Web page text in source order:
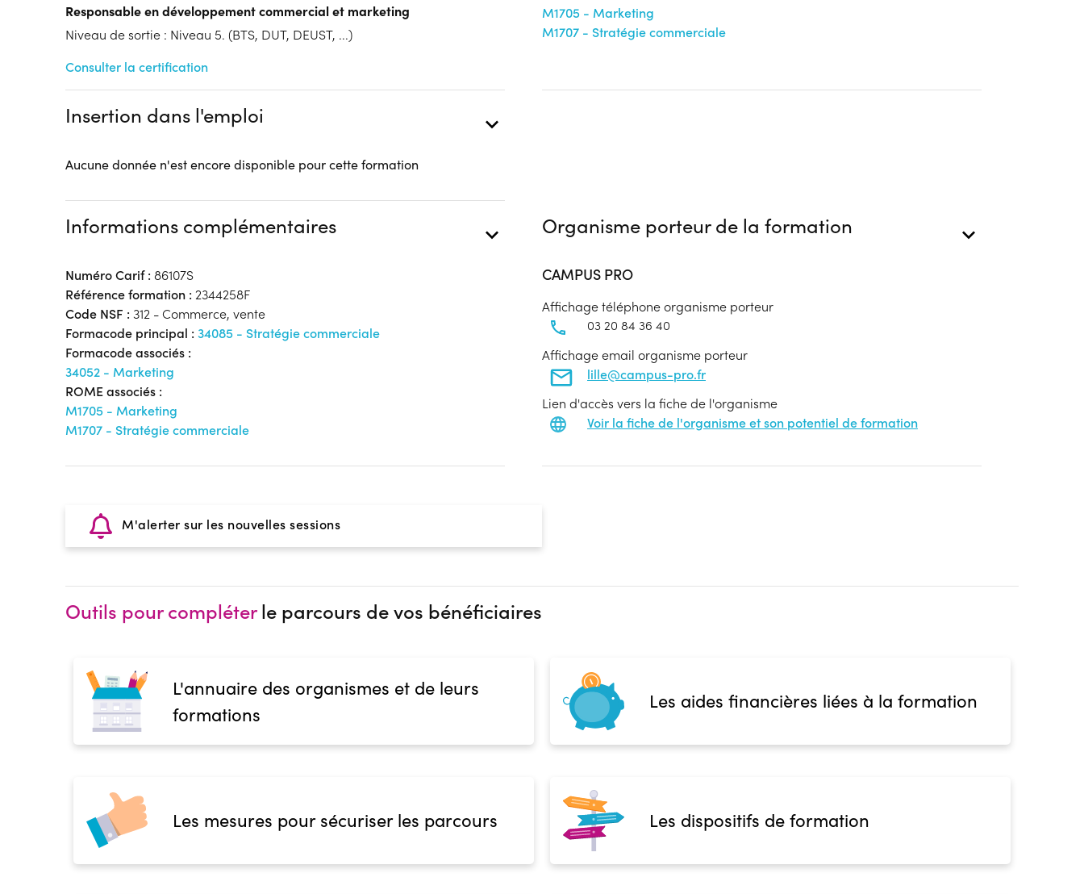
Cycle de l'alternance
Année 1 : Contrat d’apprentissage
Année 3 : Contrat d’apprentissage
Lieu de formation
141 Rue Berthe MORISOT
Accueil sur le lieu de formation
Hébergement :Pas d'hébergement
Restauration :Pas de restauration
Transport :Pas de transport
Responsable en développement commercial et marketing
Niveau de sortie : Niveau 5. (BTS, DUT, DEUST, ...)
Consulter la certification
M1705 - Marketing
M1707 - Stratégie commerciale
Insertion dans l'emploi
Aucune donnée n'est encore disponible pour cette formation
Informations complémentaires
Numéro Carif : 86107S
Référence formation : 2344258F
Code NSF : 312 - Commerce, vente
Formacode principal : 34085 - Stratégie commerciale
Formacode associés :
34052 - Marketing
ROME associés :
M1705 - Marketing
M1707 - Stratégie commerciale
Organisme porteur de la formation
CAMPUS PRO
Affichage téléphone organisme porteur
03 20 84 36 40
Affichage email organisme porteur
lille@campus-pro.fr
Lien d'accès vers la fiche de l'organisme
Voir la fiche de l'organisme et son potentiel de formation
M'alerter sur les nouvelles sessions
Outils pour compléterle parcours de vos bénéficiaires
L'annuaire des organismes et de leurs
formations
Les aides financières liées à la formation
Les mesures pour sécuriser les parcours Les dispositifs de formation